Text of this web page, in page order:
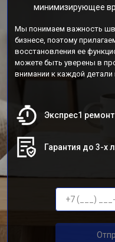
минимизирующее
Мы понимаем важность
бизнесе, поэтому
восстановления ее
можете быть уверены в
внимании к каждой
Экспрес1
Гарантия до 3-х